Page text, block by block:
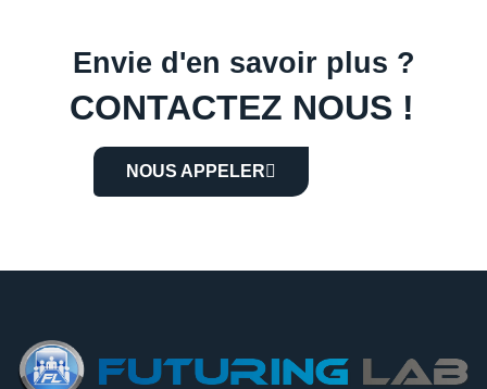
Envie d'en savoir plus ?
CONTACTEZ NOUS !
NOUS APPELER